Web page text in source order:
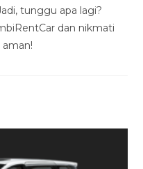
tunggu apa lagi?
dan nikmati